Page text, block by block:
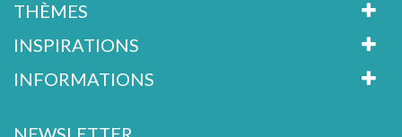
THÈMES
INSPIRATIONS
INFORMATIONS